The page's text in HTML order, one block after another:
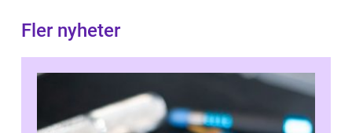
Fler nyheter